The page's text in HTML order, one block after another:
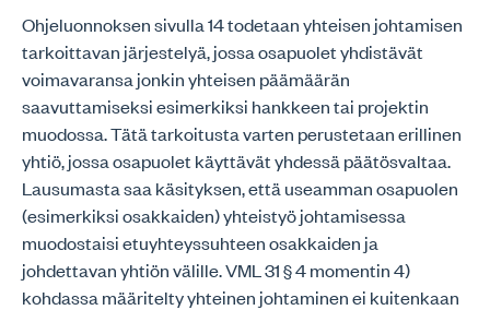
Ohjeluonnoksen sivulla 14 todetaan yhteisen johtamisen
tarkoittavan järjestelyä, jossa osapuolet yhdistävät
voimavaransa jonkin yhteisen päämäärän
saavuttamiseksi esimerkiksi hankkeen tai projektin
muodossa. Tätä tarkoitusta varten perustetaan erillinen
yhtiö, jossa osapuolet käyttävät yhdessä päätösvaltaa.
Lausumasta saa käsityksen, että useamman osapuolen
(esimerkiksi osakkaiden) yhteistyö johtamisessa
muodostaisi etuyhteyssuhteen osakkaiden ja
johdettavan yhtiön välille. VML 31 § 4 momentin 4)
kohdassa määritelty yhteinen johtaminen ei kuitenkaan